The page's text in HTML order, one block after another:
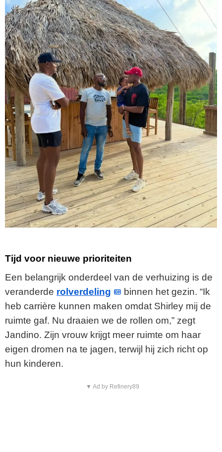
Tijd voor nieuwe prioriteiten
Een belangrijk onderdeel van de verhuizing is de
veranderde rolverdeling
binnen het gezin. “Ik
heb carrière kunnen maken omdat Shirley mij de
ruimte gaf. Nu draaien we de rollen om,” zegt
Jandino. Zijn vrouw krijgt meer ruimte om haar
eigen dromen na te jagen, terwijl hij zich richt op
hun kinderen.
▼ Ad by Refinery89